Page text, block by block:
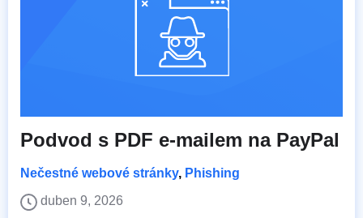
Podvod s PDF e-mailem na PayPal
Nečestné webové stránky, Phishing
duben 9, 2026